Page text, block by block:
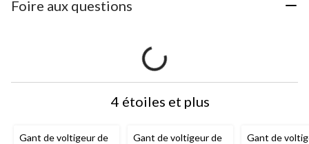
Foire aux questions
4 étoiles et plus
Gant de voltigeur de
Gant de voltigeur de
Gant de